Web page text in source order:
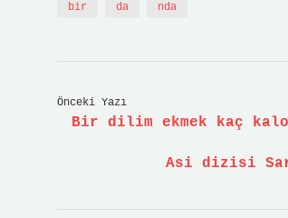
bir da nda
Önceki Yazı
Bir dilim ekmek kaç
Asi dizisi